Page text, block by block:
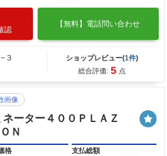
認
【無料】電話問い合わせ
３
ショップレビュー(1件)
総合評価: 5 点
画像
ーター４００ＰＬＡＺ
Ｎ
格 支払総額